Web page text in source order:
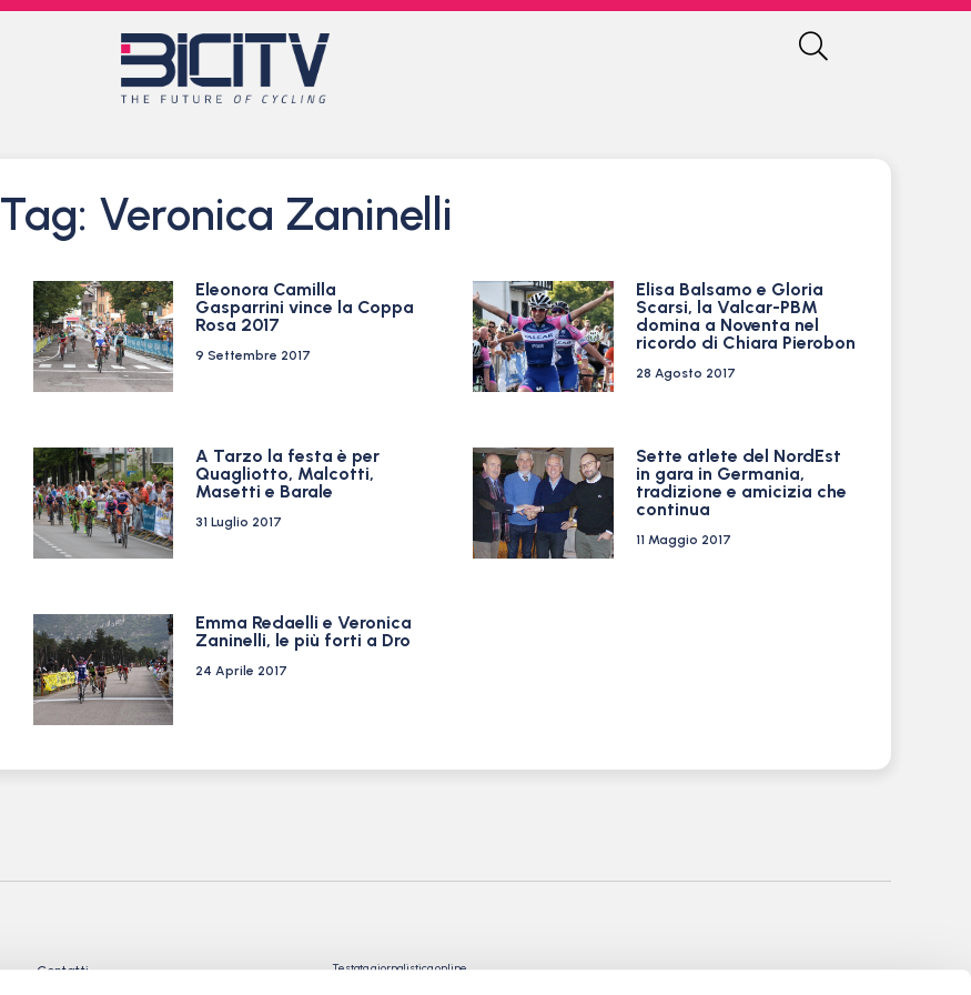
Tag: Veronica Zaninelli
Eleonora Camilla
Gasparrini vince la Coppa
Rosa 2017
9 Settembre 2017
Elisa Balsamo e Gloria
Scarsi, la Valcar-PBM
domina a Noventa nel
ricordo di Chiara Pierobon
28 Agosto 2017
A Tarzo la festa è per
Quagliotto, Malcotti,
Masetti e Barale
31 Luglio 2017
Sette atlete del NordEst
in gara in Germania,
tradizione e amicizia che
continua
11 Maggio 2017
Emma Redaelli e Veronica
Zaninelli, le più forti a Dro
24 Aprile 2017
Contatti
Testata giornalistica online